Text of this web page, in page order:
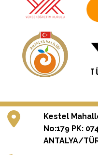
Kestel
No:179 PK:
ANTALYA/